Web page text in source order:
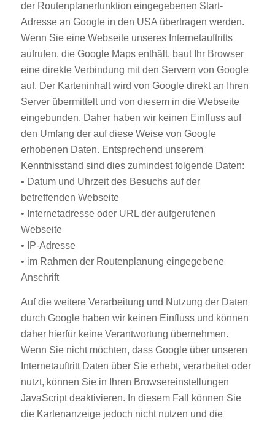
der Routenplanerfunktion eingegebenen Start-
Adresse an Google in den USA übertragen werden.
Wenn Sie eine Webseite unseres Internetauftritts
aufrufen, die Google Maps enthält, baut Ihr Browser
eine direkte Verbindung mit den Servern von Google
auf. Der Karteninhalt wird von Google direkt an Ihren
Server übermittelt und von diesem in die Webseite
eingebunden. Daher haben wir keinen Einfluss auf
den Umfang der auf diese Weise von Google
erhobenen Daten. Entsprechend unserem
Kenntnisstand sind dies zumindest folgende Daten:
• Datum und Uhrzeit des Besuchs auf der
betreffenden Webseite
• Internetadresse oder URL der aufgerufenen
Webseite
• IP-Adresse
• im Rahmen der Routenplanung eingegebene
Anschrift
Auf die weitere Verarbeitung und Nutzung der Daten
durch Google haben wir keinen Einfluss und können
daher hierfür keine Verantwortung übernehmen.
Wenn Sie nicht möchten, dass Google über unseren
Internetauftritt Daten über Sie erhebt, verarbeitet oder
nutzt, können Sie in Ihren Browsereinstellungen
JavaScript deaktivieren. In diesem Fall können Sie
die Kartenanzeige jedoch nicht nutzen und die